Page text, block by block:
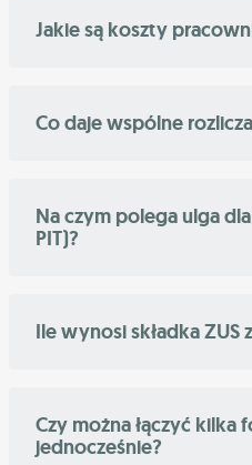
Jakie są koszty
Co daje wspólne
Na czym polega ulga
PIT)?
Ile wynosi składka ZUS
Czy można łączyć kilka
jednocześnie?